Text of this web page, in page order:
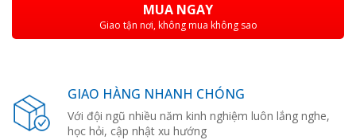
MUA NGAY
Giao tận nơi, không mua không sao
GIAO HÀNG NHANH CHÓNG
Với đội ngũ nhiều năm kinh nghiệm luôn lắng nghe,
học hỏi, cập nhật xu hướng